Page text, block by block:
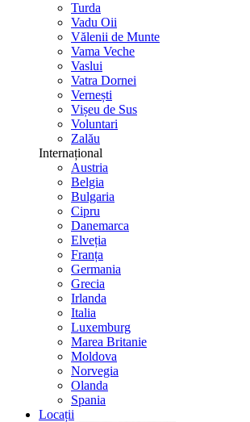
Turda
Vadu Oii
Vălenii de Munte
Vama Veche
Vaslui
Vatra Dornei
Vernești
Vișeu de Sus
Voluntari
Zalău
Internațional
Austria
Belgia
Bulgaria
Cipru
Danemarca
Elveția
Franța
Germania
Grecia
Irlanda
Italia
Luxemburg
Marea Britanie
Moldova
Norvegia
Olanda
Spania
Locații